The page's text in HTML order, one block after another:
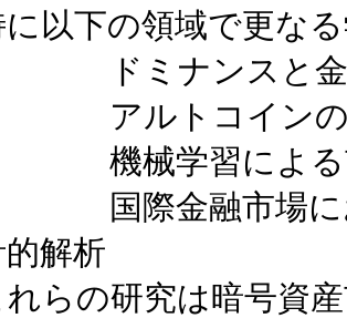
に以下の領域で更な
ミナンスと金利
アルトコインのセ
機械学習による市
際金融市場にお
解析
れらの研究は暗号資